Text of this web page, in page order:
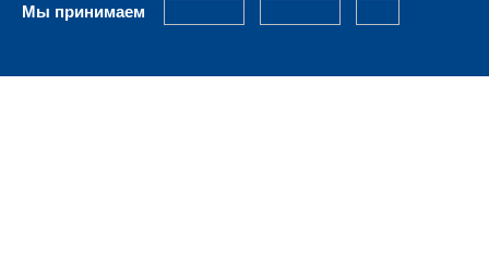
Мы принимаем